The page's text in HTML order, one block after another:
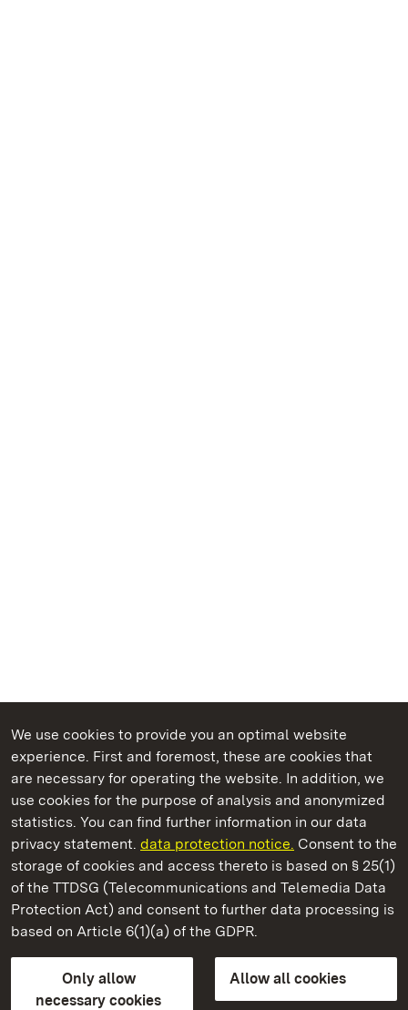
We use cookies to provide you an optimal website
experience. First and foremost, these are cookies that
are necessary for operating the website. In addition, we
use cookies for the purpose of analysis and anonymized
statistics. You can find further information in our data
privacy statement. data protection notice. Consent to the
storage of cookies and access thereto is based on § 25(1)
of the TTDSG (Telecommunications and Telemedia Data
Protection Act) and consent to further data processing is
based on Article 6(1)(a) of the GDPR.
Only allow
necessary cookies
Allow all cookies
State Palaces and Gardens of Baden-Wuerttemberg
Staatliche Schlösser und Gärten Baden‑Württemberg
State Palaces and Gardens of Baden-Wuerttemberg
Contact usFAQMasthead